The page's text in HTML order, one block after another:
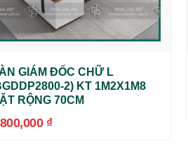
GIÁM ĐỐC CHỮ L
2) KT 1M2X1M8
RỘNG 70CM
₫